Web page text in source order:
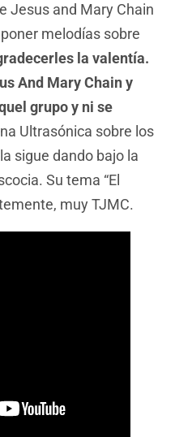
Jesus and Mary Chain
melodías sobre
la valentía.
And Mary Chain y
grupo y ni se
Ultrasónica sobre los
sigue dando bajo la
Su tema “El
muy TJMC.